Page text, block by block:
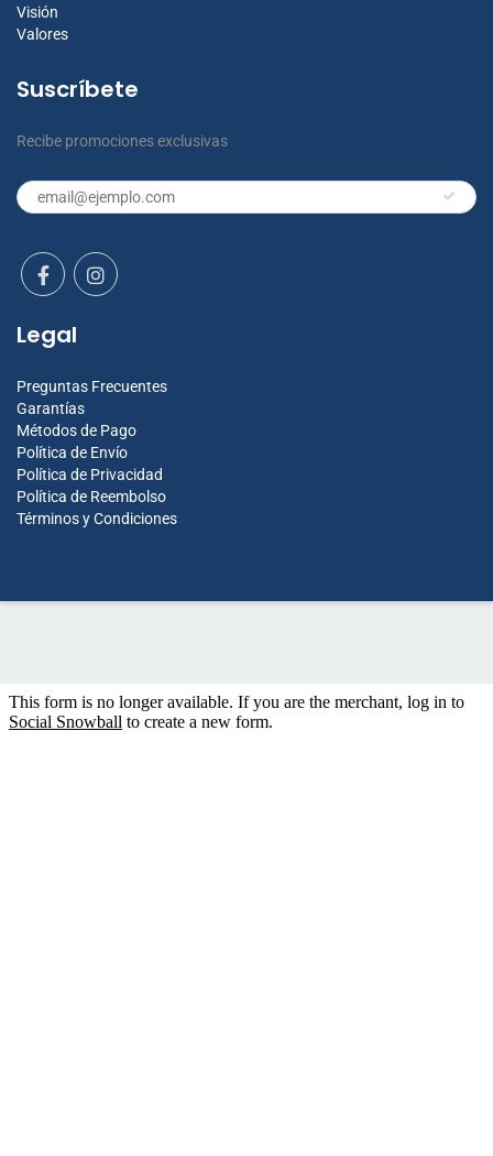
Visión
Valores
Suscríbete
Recibe promociones exclusivas
Legal
Preguntas Frecuentes
Garantías
Métodos de Pago
Política de Envío
Política de Privacidad
Política de Reembolso
Términos y Condiciones